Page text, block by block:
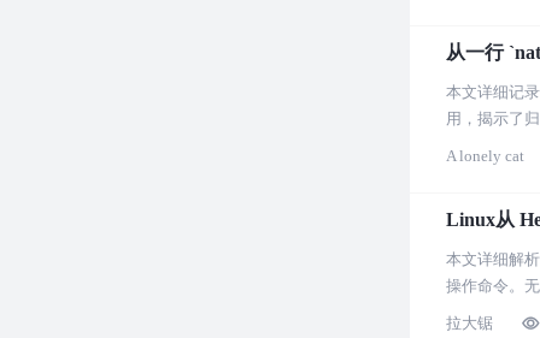
从一行
本文详细记
用，揭示了
A lonely cat
Linux从
本文详细解
操作命令。
拉大锯